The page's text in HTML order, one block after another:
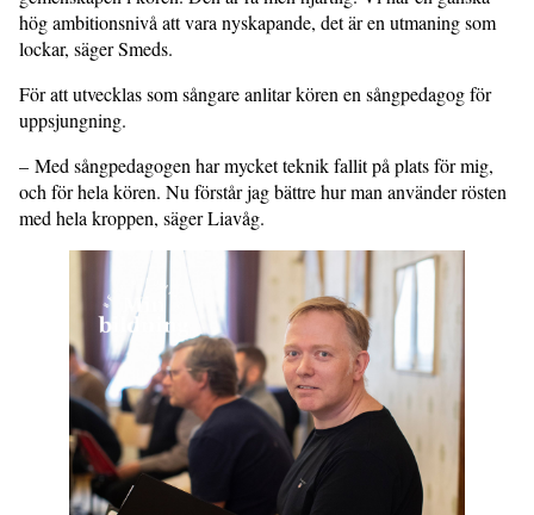
hög ambitionsnivå att vara nyskapande, det är en utmaning som
lockar, säger Smeds.
För att utvecklas som sångare anlitar kören en sångpedagog för
uppsjungning.
– Med sångpedagogen har mycket teknik fallit på plats för mig,
och för hela kören. Nu förstår jag bättre hur man använder rösten
med hela kroppen, säger Liavåg.